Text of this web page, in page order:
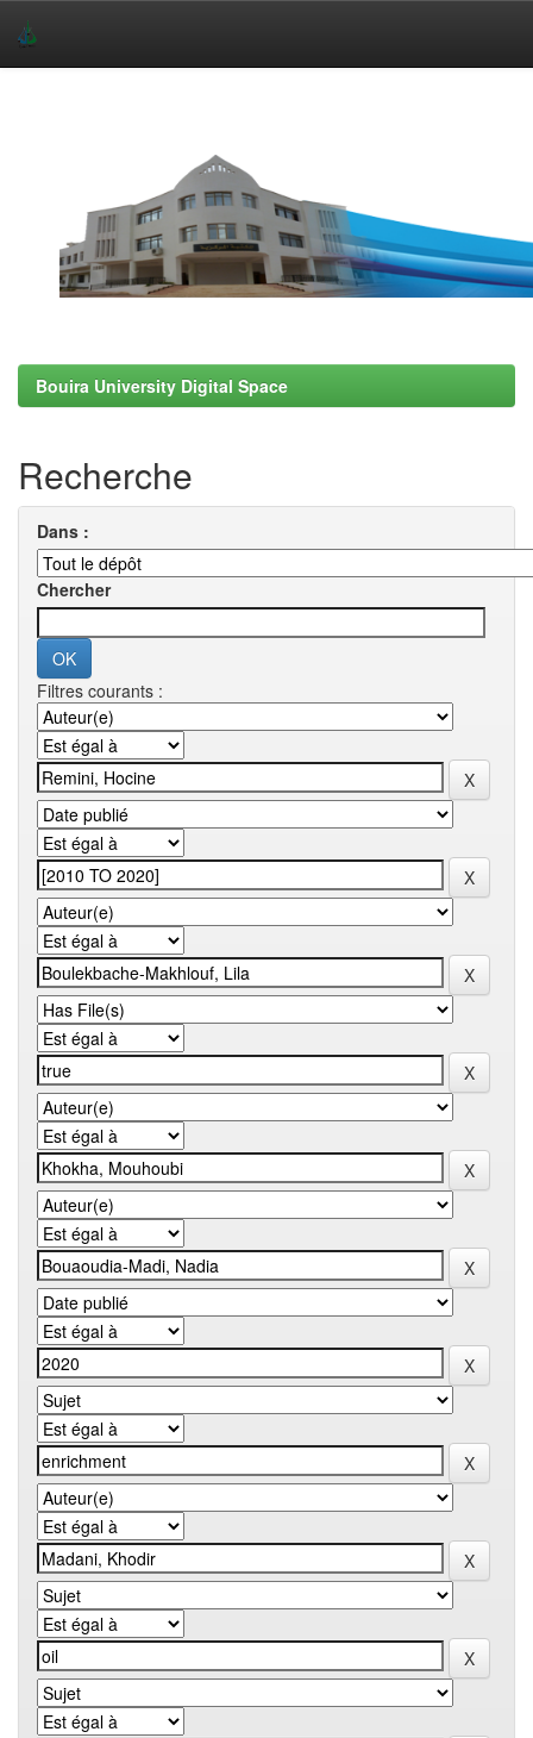
Bouira University Digital Space
Recherche
Dans :
Chercher
Filtres courants :